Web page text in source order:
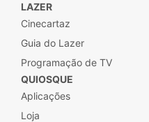
LAZER
Cinecartaz
Guia do Lazer
Programação de TV
QUIOSQUE
Aplicações
Loja